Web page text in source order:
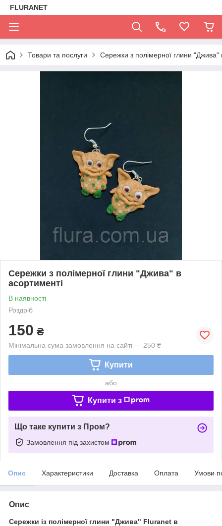
FLURANET
Товари та послуги Сережки з полімерної глини "Джива"
Сережки з полімерної глини "Джива" в
асортименті
В наявності
Роздріб
150 ₴
Мінімальна сума замовлення на сайті — 250 ₴
Купити
або
Купити з
Що таке купити з Пром?
Замовлення під захистом
Опис Характеристики Доставка Оплата Умови
Опис
Сережки із полімерної глини "Джива" Fluranet в